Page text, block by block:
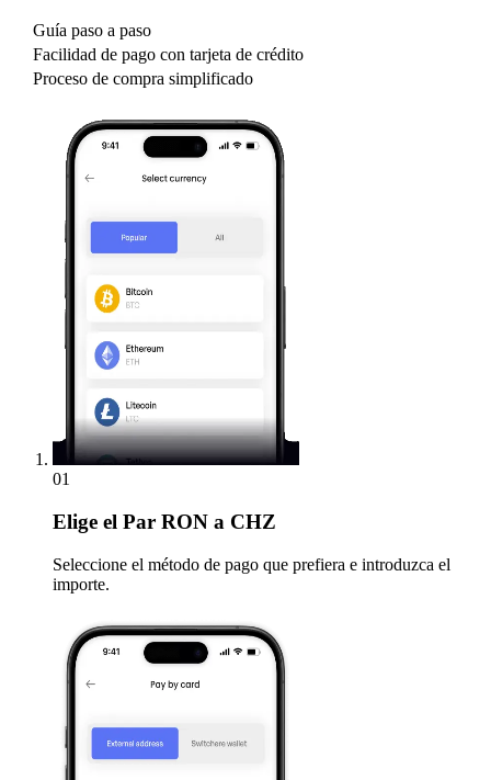
Guía paso a paso
Facilidad de pago con tarjeta de crédito
Proceso de compra simplificado
01
Elige el Par RON a CHZ
Seleccione el método de pago que prefiera e introduzca el
importe.